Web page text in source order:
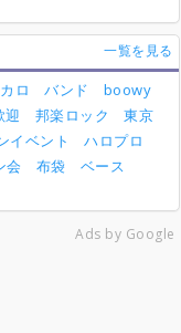
一覧を見る
ロ バンド
boowy
迎 邦楽ロック
東京
イベント
ハロプロ
会 布袋
ベース
Ads by Google